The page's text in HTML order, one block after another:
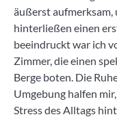
äußerst
hinterließen einen
beeindruckt war ich
Zimmer, die einen
Berge boten. Die
Umgebung halfen
Stress des Alltags